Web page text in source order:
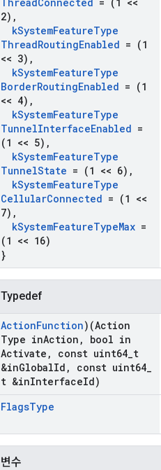
2) ,
kSystemFeatureType
ThreadRoutingEnabled = (1
<< 3) ,
kSystemFeatureType
BorderRoutingEnabled = (1
<< 4) ,
kSystemFeatureType
TunnelInterfaceEnabled =
(1 << 5) ,
kSystemFeatureType
TunnelState = (1 << 6) ,
kSystemFeatureType
CellularConnected = (1 <<
7) ,
kSystemFeatureTypeMax =
(1 << 16)
}
Typedef
ActionFunction)(Action
Type inAction ,
bool in
Activate , const uint64 t
&inGlobalId , const uint64
t &inInterfaceId)
FlagsType
변수